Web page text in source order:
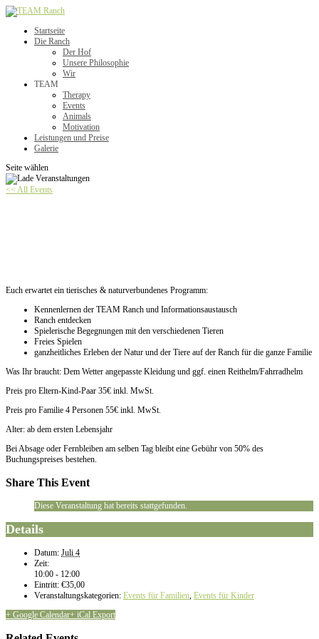
Startseite
Die Ranch
Der Hof
Unsere Philosophie
Wir
TEAM
Therapy
Events
Animals
Motivation
Leistungen und Preise
Galerie
Seite wählen
<< All Events
Euch erwartet ein tierisches & naturverbundenes Programm:
Kennenlernen der TEAM Ranch und Informationsaustausch
Ranch entdecken
Spielerische Begegnungen mit den verschiedenen Tieren
Freies Spielen
ganzheitliches Erleben der Natur und der Tiere auf der Ranch für die ganze Familie
Was Ihr braucht: Dem Wetter angepasste Kleidung und ggf. einen Reithelm/Fahrradhelm
Preis pro Eltern-Kind-Paar 35€ inkl. MwSt.
Preis pro Familie 4 Personen 55€ inkl. MwSt.
Alter: ab dem ersten Lebensjahr
Bei Absage oder Fernbleiben am selben Tag bleibt eine Gebühr von 50% des
Buchungspreises bestehen.
Share This Event
Diese Veranstaltung hat bereits stattgefunden.
Details
Datum: Juli 4
Zeit:
10:00 - 12:00
Eintritt: €35,00
Veranstaltungskategorien: Events für Familien Events für Kinder
+ Google Calendar+ iCal Export